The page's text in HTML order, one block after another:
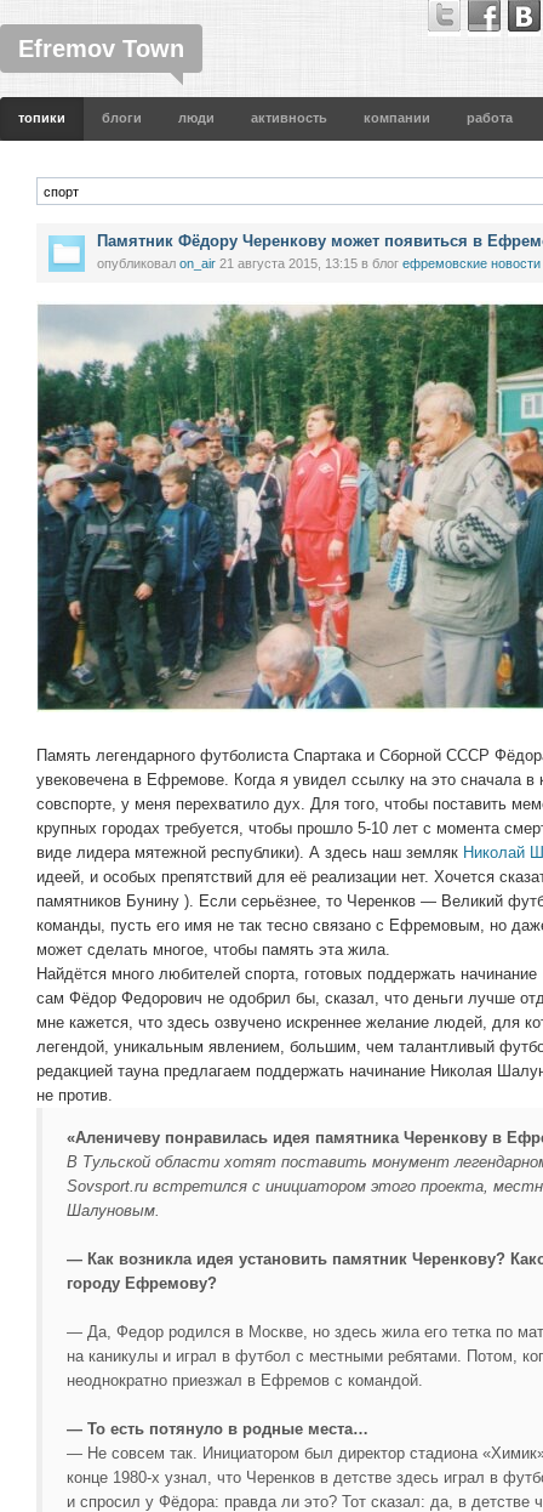
Efremov Town
топики блоги люди активность компании работа
Памятник Фёдору Черенкову может появиться в
опубликовал on_air 21 августа 2015, 13:15 в блог ефремовские новости
Память легендарного футболиста Спартака и Сборной СССР
увековечена в Ефремове. Когда я увидел ссылку на это сначала в
совспорте, у меня перехватило дух. Для того, чтобы поставить
крупных городах требуется, чтобы прошло 5-10 лет с момента
виде лидера мятежной республики). А здесь наш земляк Николай
идеей, и особых препятствий для её реализации нет. Хочется
памятников Бунину ). Если серьёзнее, то Черенков — Великий
команды, пусть его имя не так тесно связано с Ефремовым, но
может сделать многое, чтобы память эта жила.
Найдётся много любителей спорта, готовых поддержать
сам Фёдор Федорович не одобрил бы, сказал, что деньги лучше
мне кажется, что здесь озвучено искреннее желание людей, для
легендой, уникальным явлением, большим, чем талантливый
редакцией тауна предлагаем поддержать начинание Николая
не против.
«Аленичеву понравилась идея памятника Черенкову в
В Тульской области хотят поставить монумент
Sovsport.ru встретился с инициатором этого проекта,
Шалуновым.
— Как возникла идея установить памятник Черенкову?
городу Ефремову?
— Да, Федор родился в Москве, но здесь жила его тетка по
на каникулы и играл в футбол с местными ребятами. Потом,
неоднократно приезжал в Ефремов с командой.
— То есть потянуло в родные места…
— Не совсем так. Инициатором был директор стадиона
конце 1980-х узнал, что Черенков в детстве здесь играл в
и спросил у Фёдора: правда ли это? Тот сказал: да, в детстве